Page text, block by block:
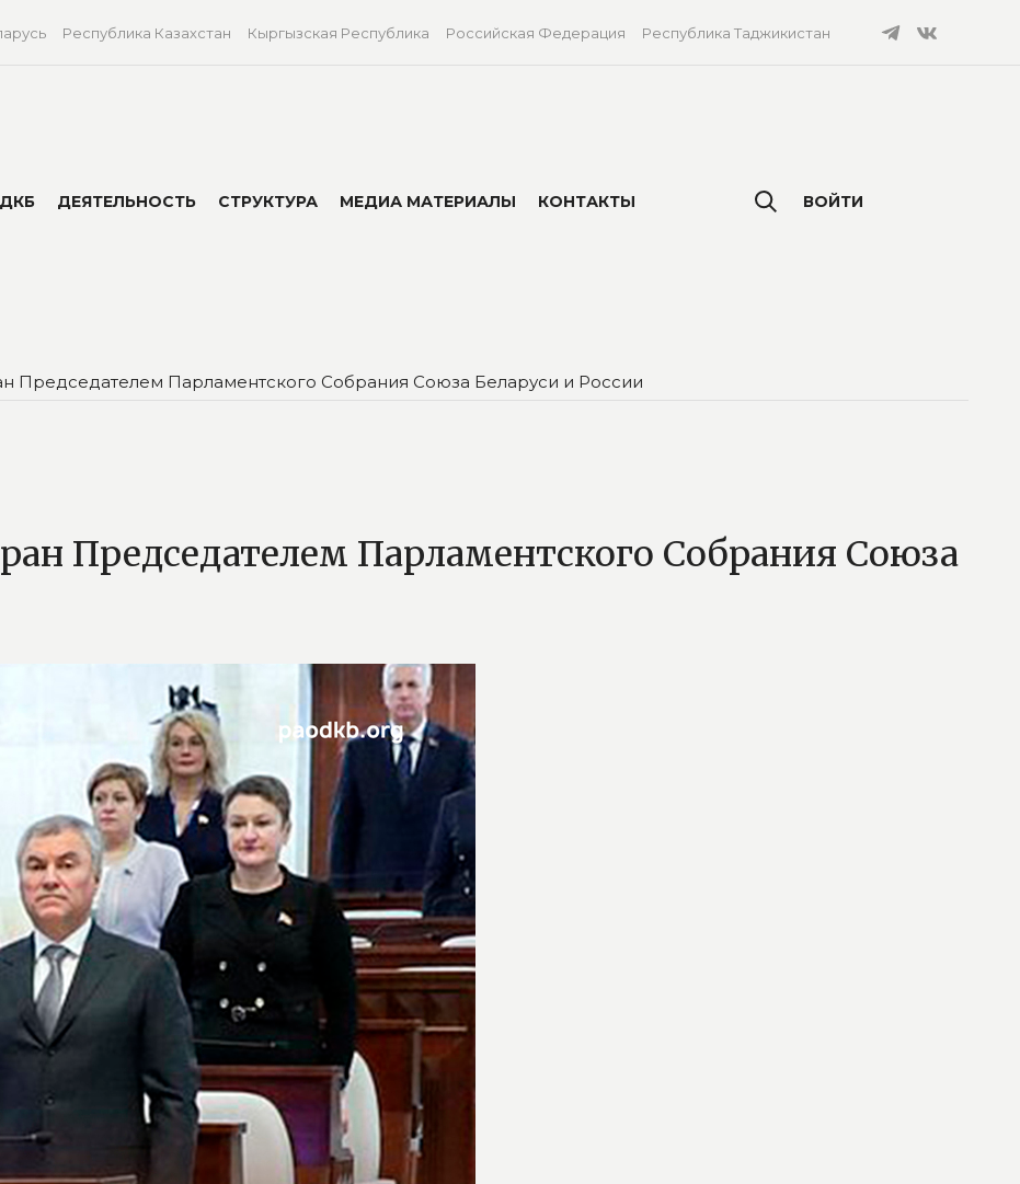
Республика Казахстан Кыргызская Республика Российская Федерация Республика Таджикистан
ДЕЯТЕЛЬНОСТЬ СТРУКТУРА МЕДИА МАТЕРИАЛЫ КОНТАКТЫ ВОЙТИ
Председателем Парламентского Собрания Союза Беларуси и России
Председателем Парламентского Собрания Союза